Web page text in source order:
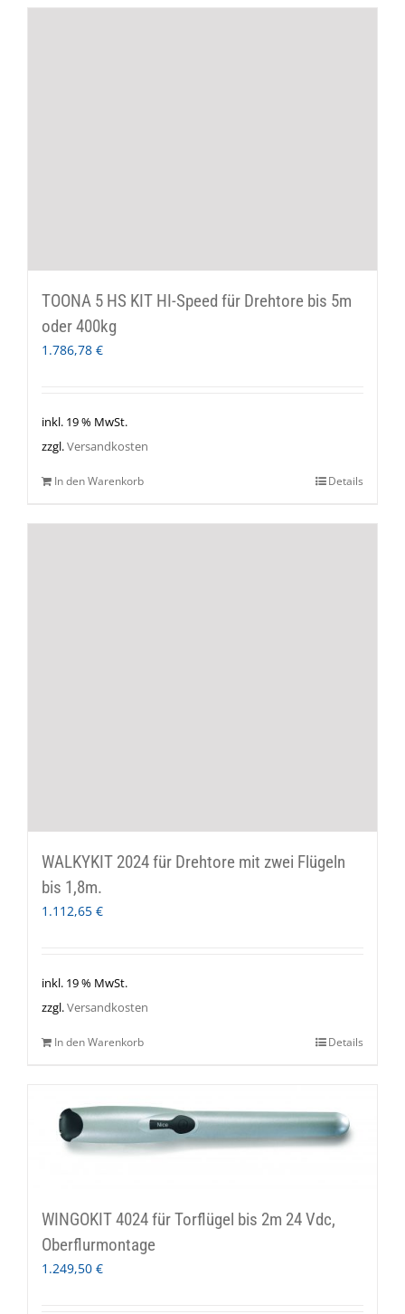
TOONA 5 HS KIT HI-Speed für Drehtore bis 5m
oder 400kg
1.786,78 €
inkl. 19 % MwSt.
zzgl.Versandkosten
In den Warenkorb Details
WALKYKIT 2024 für Drehtore mit zwei Flügeln
bis 1,8m.
1.112,65 €
inkl. 19 % MwSt.
zzgl.Versandkosten
In den Warenkorb Details
WINGOKIT 4024 für Torflügel bis 2m 24 Vdc,
Oberflurmontage
1.249,50 €